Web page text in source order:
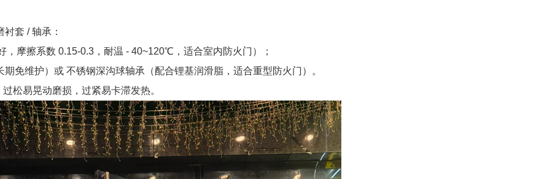
套 / 轴承：
摩擦系数 0.15-0.3，耐温 - 40~120℃，适合室内防火门）；
免维护）或 不锈钢深沟球轴承（配合锂基润滑脂，适合重型防火门）。
松易晃动磨损，过紧易卡滞发热。